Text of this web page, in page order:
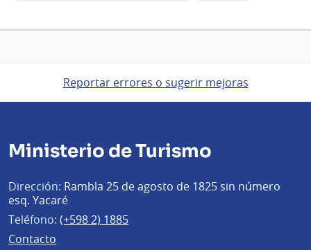
Reportar errores o sugerir mejoras
Ministerio de Turismo
Dirección: Rambla 25 de agosto de 1825 sin número
esq. Yacaré
Teléfono: (+598 2) 1885
Contacto